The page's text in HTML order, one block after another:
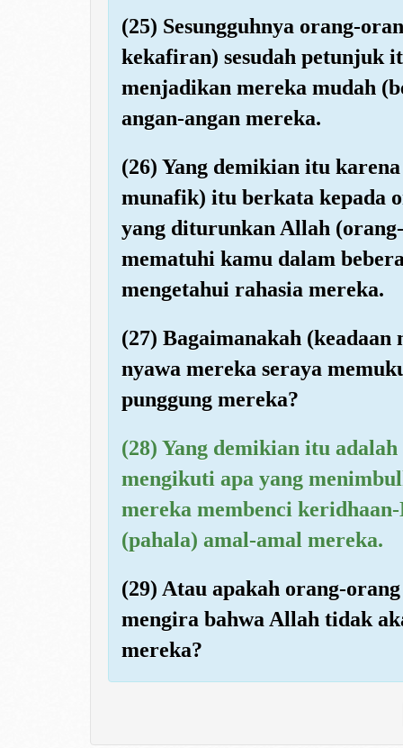
(25) Sesungguhnya orang-
kekafiran) sesudah petunjuk
menjadikan mereka mudah
angan-angan mereka.
(26) Yang demikian itu
munafik) itu berkata kepada
yang diturunkan Allah
mematuhi kamu dalam
mengetahui rahasia mereka.
(27) Bagaimanakah
nyawa mereka seraya
punggung mereka?
(28) Yang demikian itu
mengikuti apa yang
mereka membenci
(pahala) amal-amal mereka.
(29) Atau apakah orang-
mengira bahwa Allah tidak
mereka?